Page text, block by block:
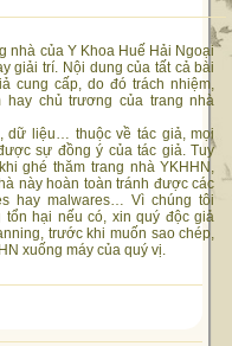
nhà của Y Khoa Huế Hải Ngoại
giải trí. Nội dung của tất cả bài
cung cấp, do đó trách nhiệm,
hay chủ trương của trang nhà
dữ liệu… thuộc về tác giả, mọi
sự đồng ý của tác giả. Tuy
ghé thăm trang nhà YKHHN,
này hoàn toàn tránh được các
hay malwares… Vì chúng tôi
tổn hại nếu có, xin quý độc giả
trước khi muốn sao chép,
xuống máy của quý vị.